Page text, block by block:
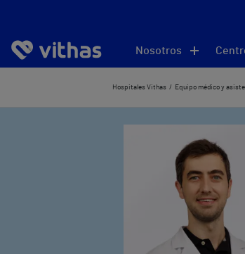
Nosotros
Hospitales Vithas Equipo médico y